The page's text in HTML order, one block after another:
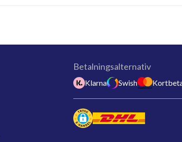
Betalningsalternativ
Klarna Swish